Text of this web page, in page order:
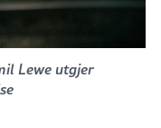
Lewe utgjer